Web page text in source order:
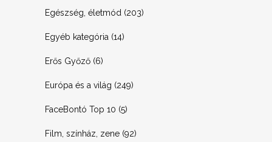
Egészség, életmód (203)
Egyéb kategória (14)
Erős Győző (6)
Európa és a világ (249)
FaceBontó Top 10 (5)
Film, színház, zene (92)